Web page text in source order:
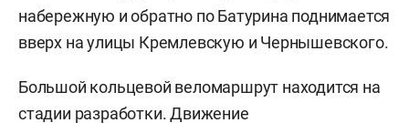
набережную и обратно по Батурина поднимается
вверх на улицы Кремлевскую и Чернышевского.
Большой кольцевой веломаршрут находится на
стадии разработки. Движение